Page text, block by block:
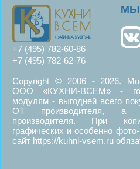
+7 (495) 782-60-86
+7 (495) 782-62-76
Copyright © 2006 - 2026.
ООО «КУХНИ-ВСЕМ» -
модулям - выгодней всего
ОТ производителя, а
производителя. При
графических и особенно
сайт https://kuhni-vsem.ru